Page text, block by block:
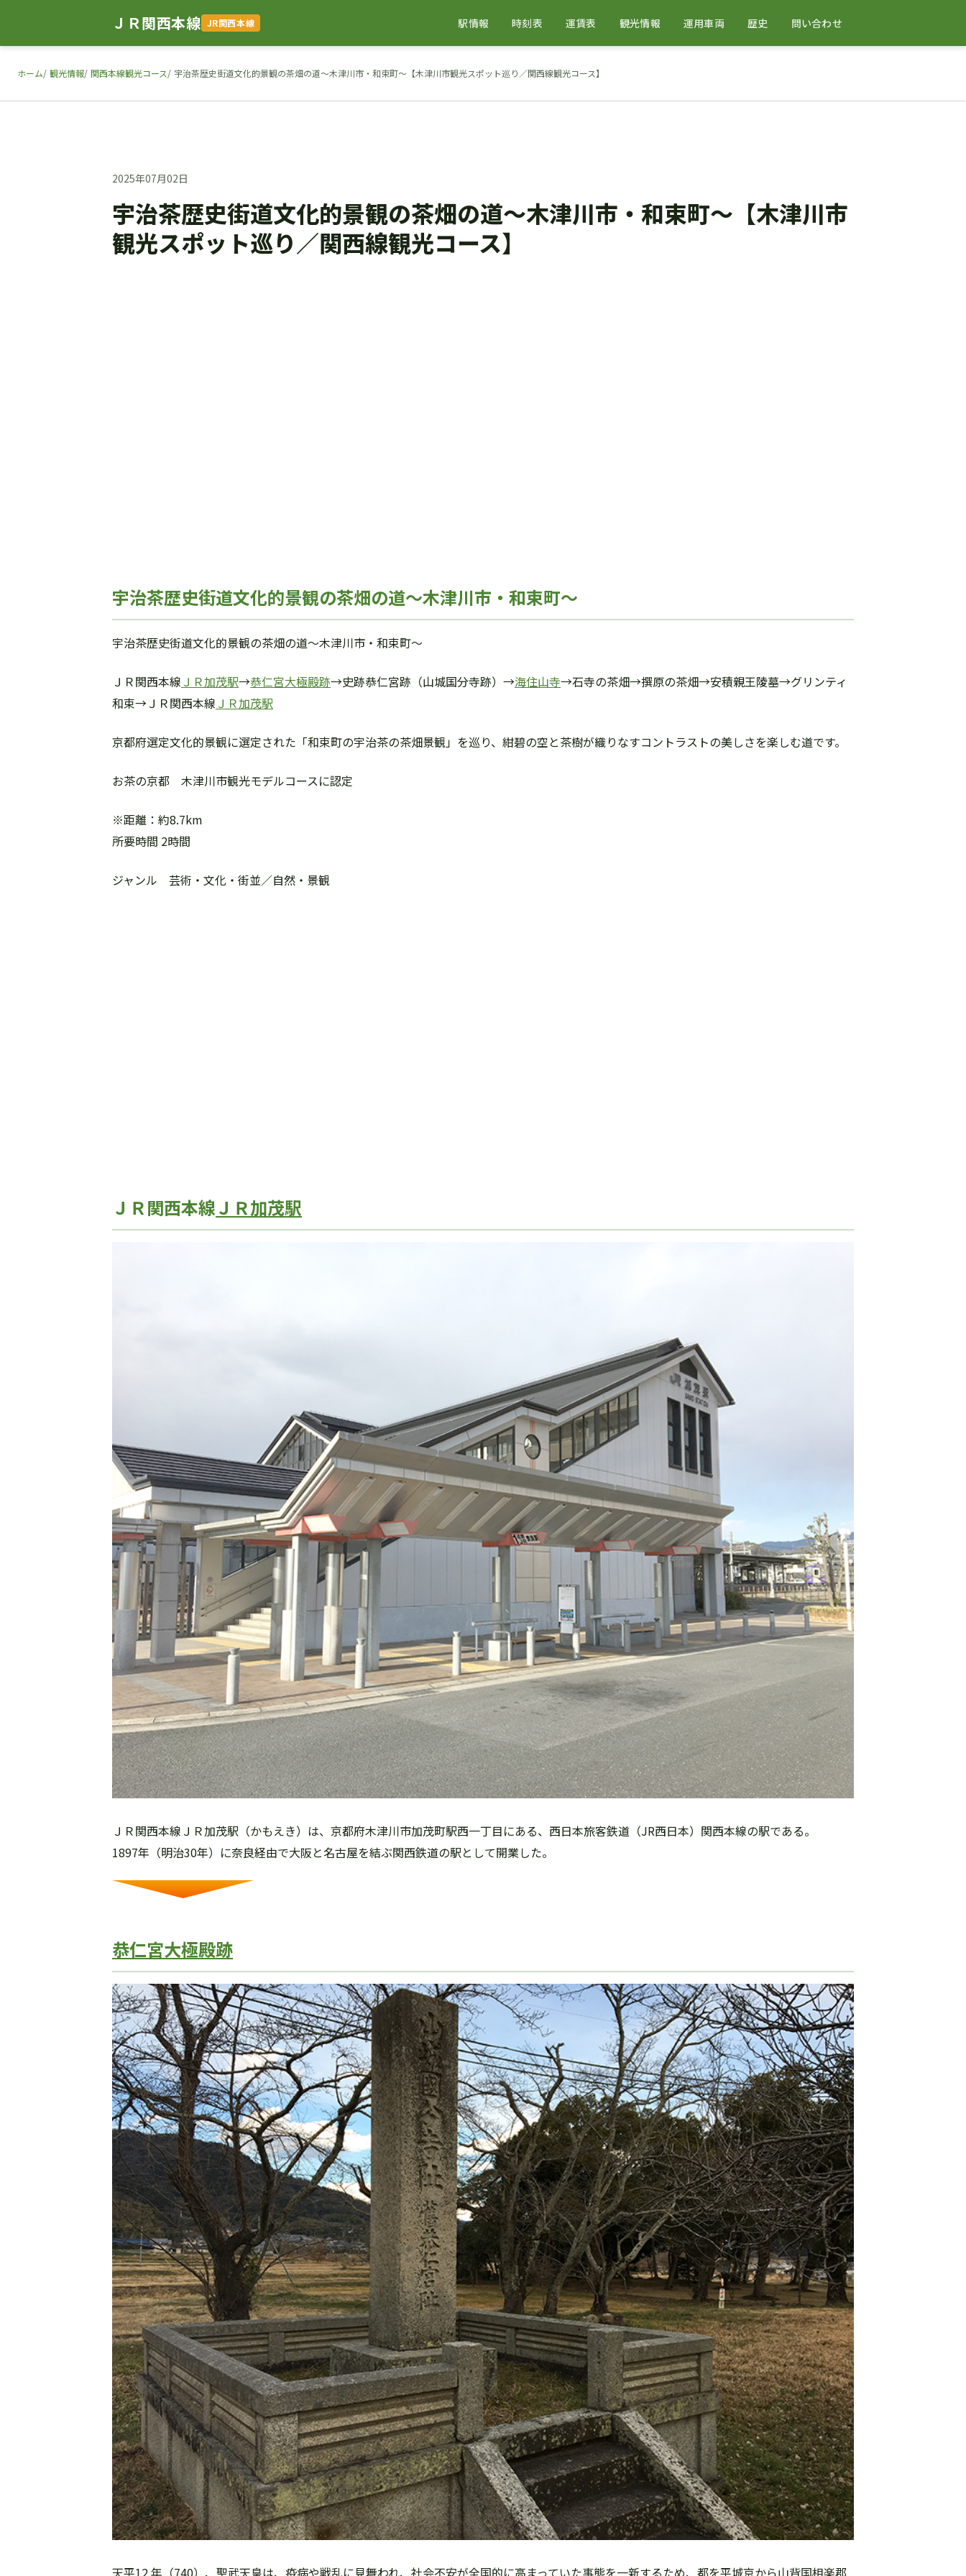
ＪＲ関西本線 JR関西本線 駅情報 時刻表 運賃表 観光情報 運用車両 歴史 問い合わせ
ホーム 観光情報 関西本線観光コース 宇治茶歴史街道文化的景観の茶畑の道～木津川市・和束町～【木津川市観光スポット巡り／関西線観光コース】
2025年07月02日
宇治茶歴史街道文化的景観の茶畑の道～木津川市・和束町～【木津川市
観光スポット巡り／関西線観光コース】
宇治茶歴史街道文化的景観の茶畑の道～木津川市・和束町～
宇治茶歴史街道文化的景観の茶畑の道～木津川市・和束町～
ＪＲ関西本線 ＪＲ加茂駅→恭仁宮大極殿跡→史跡恭仁宮跡（山城国分寺跡）→海住山寺→石寺の茶畑→撰原の茶畑→安積親王陵墓→グリンティ
和束→ＪＲ関西本線 ＪＲ加茂駅
京都府選定文化的景観に選定された「和束町の宇治茶の茶畑景観」を巡り、紺碧の空と茶樹が織りなすコントラストの美しさを楽しむ道です。
お茶の京都 木津川市観光モデルコースに認定
※距離：約8.7km
所要時間 2時間
ジャンル 芸術・文化・街並／自然・景観
ＪＲ関西本線ＪＲ加茂駅
ＪＲ関西本線ＪＲ加茂駅（かもえき）は、京都府木津川市加茂町駅西一丁目にある、西日本旅客鉄道（JR西日本）関西本線の駅である。
1897年（明治30年）に奈良経由で大阪と名古屋を結ぶ関西鉄道の駅として開業した。
恭仁宮大極殿跡
天平12 年（740）、聖武天皇は、疫病や戦乱に見舞われ、社会不安が全国的に高まっていた事態を一新するため、都を平城京から山背国相楽郡